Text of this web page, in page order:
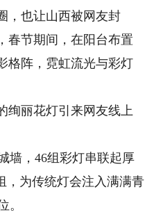
也让山西被网友封
春节期间，在阳台布置
格阵，霓虹流光与彩灯
丽花灯引来网友线上
，46组彩灯串联起厚
，为传统灯会注入满满青
。